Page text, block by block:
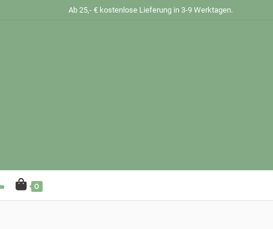
Ab 25,- € kostenlose Lieferung in 3-9 Werktagen.
0